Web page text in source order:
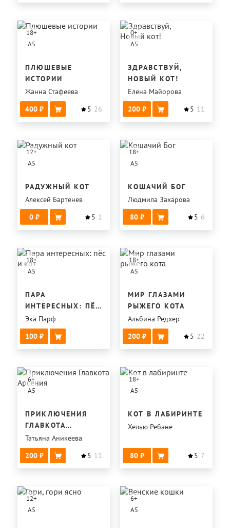
18+
A5
ПЛЮШЕВЫЕ
ИСТОРИИ
Жанна Стафеева
400
5 26
0+
A5
ЗДРАВСТВУЙ,
НОВЫЙ КОТ!
Елена Майорова
200
5 11
12+
A5
РАДУЖНЫЙ КОТ
Алексей Бартенев
0
5 1
18+
A5
КОШАЧИЙ БОГ
Людмила Захарова
80
5 6
18+
A5
ПАРА
ИНТЕРЕСНЫХ: ПЁС
И КОТ
Эка Парф
100
18+
A5
МИР ГЛАЗАМИ
РЫЖЕГО КОТА
Альбина Редхер
200
5 22
6+
A5
ПРИКЛЮЧЕНИЯ
ГЛАВКОТА
АРСЕНИЯ
Татьяна Аникеева
200
5 11
18+
A5
КОТ В ЛАБИРИНТЕ
Хелью Ребане
80 5 7
12+
A5
6+
A5